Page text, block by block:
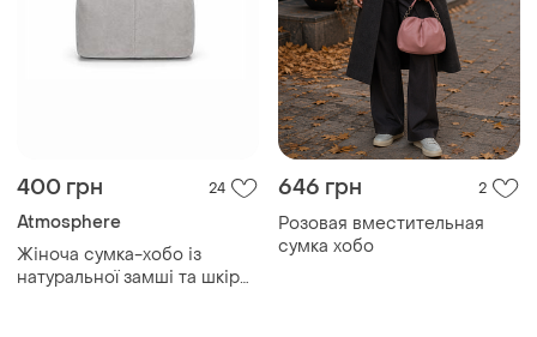
400 грн 24
Atmosphere
Жіноча сумка-хобо із
натуральної замші та шкіри •
646 грн 2
Розовая вместительная
сумка хобо